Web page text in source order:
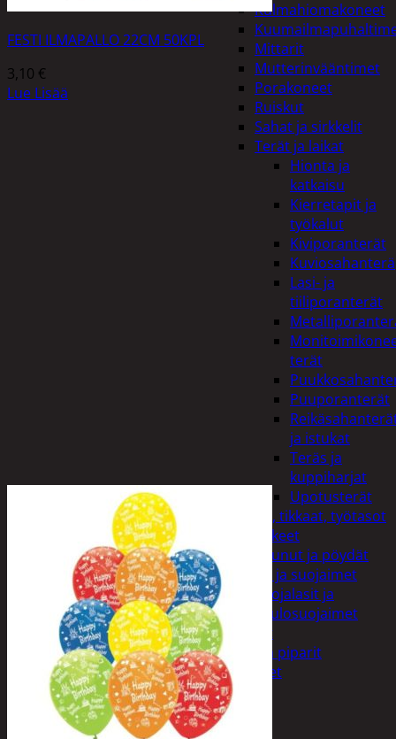
Kulmahiomakoneet
Mittarit
Mutterinvääntimet
Porakoneet
Ruiskut
Sahat ja sirkkelit
Terät ja laikat
Hionta ja
katkaisu
Kierretapit ja
työkalut
Kiviporanterät
Kuviosahanterä
Lasi- ja
tiiliporanterät
terät
Puuporanterät
ja istukat
Teräs ja
kuppiharjat
Upotusterät
Telineet, tikkaat, työtasot
ja tarvikkeet
Vaunut ja pöydät
Työasut ja suojaimet
Suojalasit ja
kuulosuojaimet
Elintarvikkeet
Keksit ja piparit
Mausteet
Etsi:
FESTI ILMAPALLO 22CM 50KPL
3,10 €
Lue Lisää